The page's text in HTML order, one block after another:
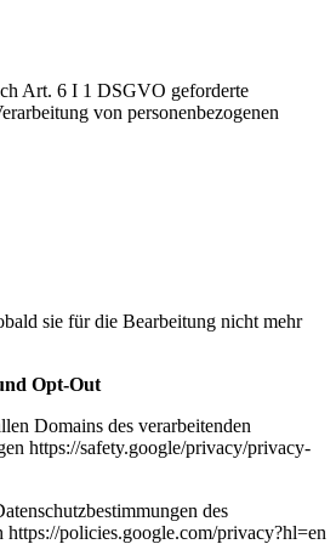
Art. 6 I 1 DSGVO geforderte
von personenbezogenen
sie für die Bearbeitung nicht mehr
Opt-Out
Domains des verarbeitenden
https://safety.google/privacy/privacy-
des
https://policies.google.com/privacy?hl=en